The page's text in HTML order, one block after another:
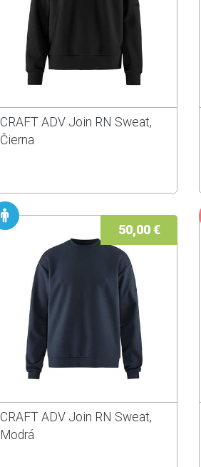
CRAFT ADV Join RN Sweat,
Čierna
50,00 €
CRAFT ADV Join RN Sweat,
Modrá